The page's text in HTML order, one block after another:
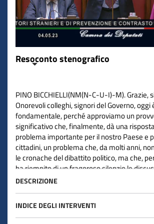
Resoconto stenografico
PINO BICCHIELLI(NM(N-C-U-I)-M). Grazie,
Onorevoli colleghi, signori del Governo,
fondamentale, perché approviamo un
significativo che, finalmente, dà una
problema importante per il nostro Paese e
cittadini, un problema che, da molti anni,
le cronache del dibattito politico, ma che,
ha riempito di un fragoroso silenzio le
all'Unione europea.
L'Unione europea è sempre pronta a
delle nostre mozzarelle di bufala, ma un
carico della difesa dei propri confini che,
DESCRIZIONE
INDICE DEGLI INTERVENTI